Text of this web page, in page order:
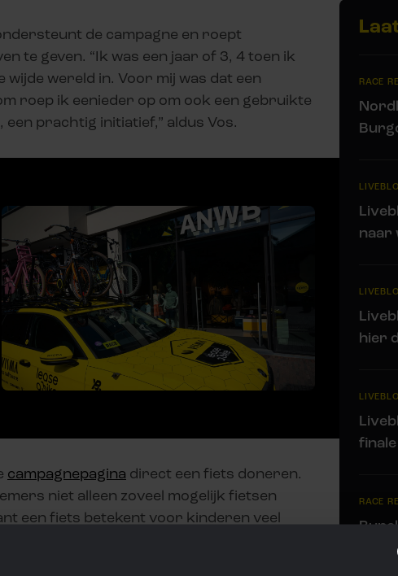
de campagne en roept
te geven. “Ik was een jaar of 3, 4 toen ik
wereld in. Voor mij was dat een
roep ik eenieder op om ook een gebruikte
prachtig initiatief,” aldus Vos.
campagnepagina direct een fiets doneren.
niet alleen zoveel mogelijk fietsen
een fiets betekent voor kinderen veel
en mee kunnen doen. Zelf
buitenspelen is voor duizenden
RACE
naar
hier
finale
RACE